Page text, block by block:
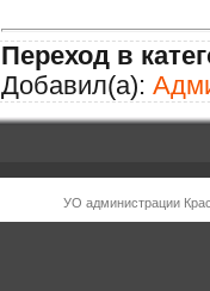
Переход в
Добавил(а):
УО администрации